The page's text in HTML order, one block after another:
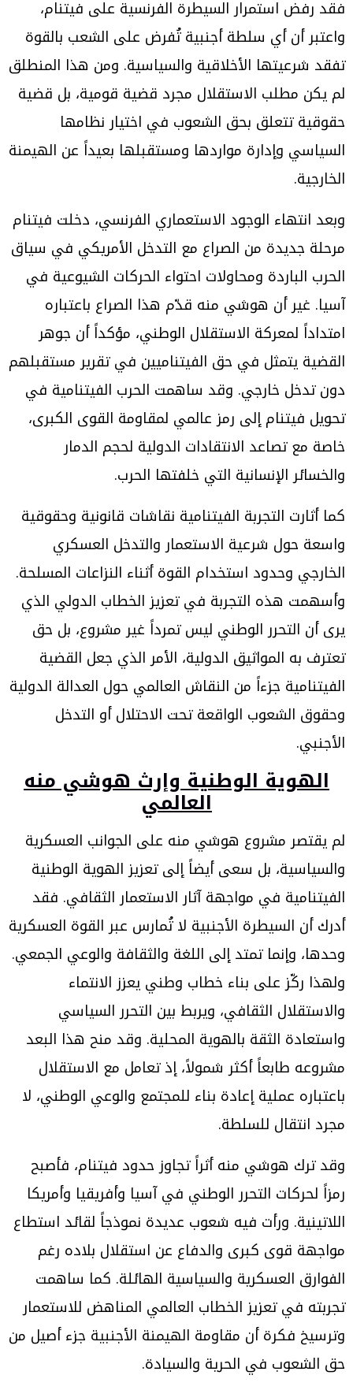
فقد رفض استمرار السيطرة الفرنسية على فيتنام،
واعتبر أن أي سلطة أجنبية تُفرض على الشعب بالقوة
تفقد شرعيتها الأخلاقية والسياسية. ومن هذا المنطلق
لم يكن مطلب الاستقلال مجرد قضية قومية، بل قضية
حقوقية تتعلق بحق الشعوب في اختيار نظامها
السياسي وإدارة مواردها ومستقبلها بعيداً عن الهيمنة
الخارجية.
وبعد انتهاء الوجود الاستعماري الفرنسي، دخلت فيتنام
مرحلة جديدة من الصراع مع التدخل الأمريكي في سياق
الحرب الباردة ومحاولات احتواء الحركات الشيوعية في
آسيا. غير أن هوشي منه قدّم هذا الصراع باعتباره
امتداداً لمعركة الاستقلال الوطني، مؤكداً أن جوهر
القضية يتمثل في حق الفيتناميين في تقرير مستقبلهم
دون تدخل خارجي. وقد ساهمت الحرب الفيتنامية في
تحويل فيتنام إلى رمز عالمي لمقاومة القوى الكبرى،
خاصة مع تصاعد الانتقادات الدولية لحجم الدمار
والخسائر الإنسانية التي خلفتها الحرب.
كما أثارت التجربة الفيتنامية نقاشات قانونية وحقوقية
واسعة حول شرعية الاستعمار والتدخل العسكري
الخارجي وحدود استخدام القوة أثناء النزاعات المسلحة.
وأسهمت هذه التجربة في تعزيز الخطاب الدولي الذي
يرى أن التحرر الوطني ليس تمرداً غير مشروع، بل حق
تعترف به المواثيق الدولية، الأمر الذي جعل القضية
الفيتنامية جزءاً من النقاش العالمي حول العدالة الدولية
وحقوق الشعوب الواقعة تحت الاحتلال أو التدخل
الأجنبي.
الهوية الوطنية وإرث هوشي منه
العالمي
لم يقتصر مشروع هوشي منه على الجوانب العسكرية
والسياسية، بل سعى أيضاً إلى تعزيز الهوية الوطنية
الفيتنامية في مواجهة آثار الاستعمار الثقافي. فقد
أدرك أن السيطرة الأجنبية لا تُمارس عبر القوة العسكرية
وحدها، وإنما تمتد إلى اللغة والثقافة والوعي الجمعي.
ولهذا ركّز على بناء خطاب وطني يعزز الانتماء
والاستقلال الثقافي، ويربط بين التحرر السياسي
واستعادة الثقة بالهوية المحلية. وقد منح هذا البعد
مشروعه طابعاً أكثر شمولاً، إذ تعامل مع الاستقلال
باعتباره عملية إعادة بناء للمجتمع والوعي الوطني، لا
مجرد انتقال للسلطة.
وقد ترك هوشي منه أثراً تجاوز حدود فيتنام، فأصبح
رمزاً لحركات التحرر الوطني في آسيا وأفريقيا وأمريكا
اللاتينية. ورأت فيه شعوب عديدة نموذجاً لقائد استطاع
مواجهة قوى كبرى والدفاع عن استقلال بلاده رغم
الفوارق العسكرية والسياسية الهائلة. كما ساهمت
تجربته في تعزيز الخطاب العالمي المناهض للاستعمار
وترسيخ فكرة أن مقاومة الهيمنة الأجنبية جزء أصيل من
حق الشعوب في الحرية والسيادة.